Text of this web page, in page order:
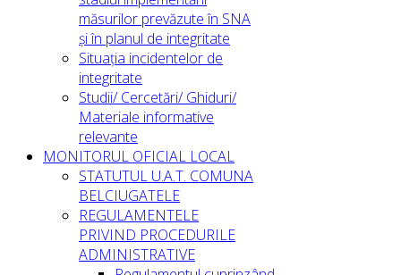
măsurilor prevăzute în SNA
și în planul de integritate
Situația incidentelor de
integritate
Studii/ Cercetări/ Ghiduri/
Materiale informative
relevante
MONITORUL OFICIAL LOCAL
STATUTUL U.A.T. COMUNA
BELCIUGATELE
REGULAMENTELE
PRIVIND PROCEDURILE
ADMINISTRATIVE